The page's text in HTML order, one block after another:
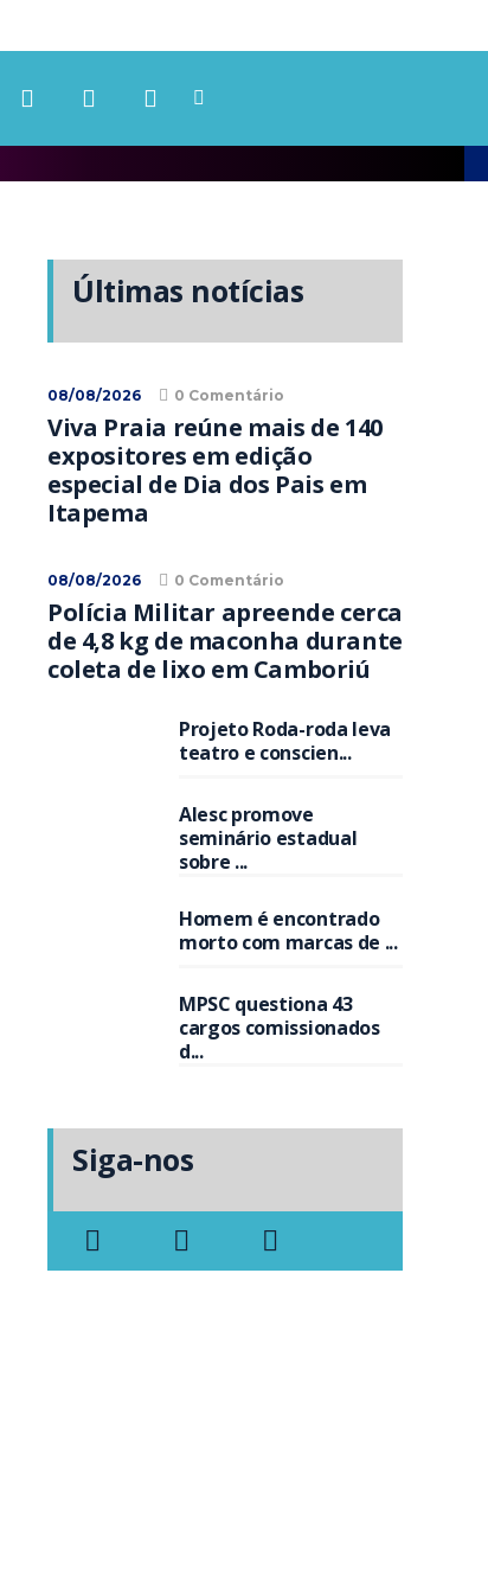
Últimas notícias
08/08/2026 0 Comentário
Viva Praia reúne mais de 140
expositores em edição
especial de Dia dos Pais em
Itapema
08/08/2026 0 Comentário
Polícia Militar apreende cerca
de 4,8 kg de maconha durante
coleta de lixo em Camboriú
Projeto Roda-roda leva
teatro e conscien...
Alesc promove
seminário estadual
sobre ...
Homem é encontrado
morto com marcas de ...
MPSC questiona 43
cargos comissionados
d...
Siga-nos